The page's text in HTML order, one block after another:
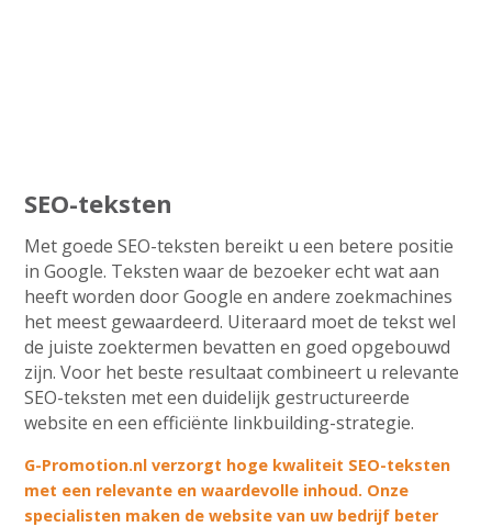
SEO-teksten
Met goede SEO-teksten bereikt u een betere positie
in Google. Teksten waar de bezoeker echt wat aan
heeft worden door Google en andere zoekmachines
het meest gewaardeerd. Uiteraard moet de tekst wel
de juiste zoektermen bevatten en goed opgebouwd
zijn. Voor het beste resultaat combineert u relevante
SEO-teksten met een duidelijk gestructureerde
website en een efficiënte linkbuilding-strategie.
G-Promotion.nl verzorgt hoge kwaliteit SEO-teksten
met een relevante en waardevolle inhoud. Onze
specialisten maken de website van uw bedrijf beter